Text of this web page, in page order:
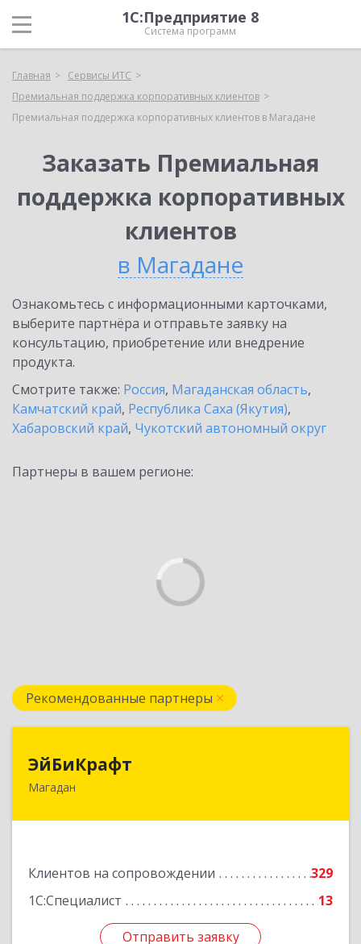
1С:Предприятие 8
Система программ
Главная
Сервисы ИТС
Премиальная поддержка корпоративных клиентов
Премиальная поддержка корпоративных клиентов в Магадане
Заказать Премиальная
поддержка корпоративных
клиентов
в Магадане
Ознакомьтесь с информационными карточками,
выберите партнёра и отправьте заявку на
консультацию, приобретение или внедрение
продукта.
Смотрите также: Россия, Магаданская область,
Камчатский край, Республика Саха (Якутия),
Хабаровский край, Чукотский автономный округ
Партнеры в вашем регионе:
Рекомендованные партнеры
ЭйБиКрафт
Магадан
Клиентов на сопровождении
329
1С:Специалист
13
Отправить заявку
685000, Магаданская обл, Магадан г, Полярная
Отправить заявку